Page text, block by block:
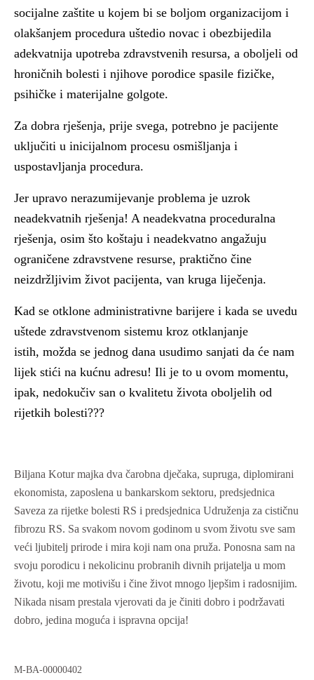
socijalne zaštite u kojem bi se boljom organizacijom i
olakšanjem procedura uštedio novac i obezbijedila
adekvatnija upotreba zdravstvenih resursa, a oboljeli od
hroničnih bolesti i njihove porodice spasile fizičke,
psihičke i materijalne golgote.
Za dobra rješenja, prije svega, potrebno je pacijente
uključiti u inicijalnom procesu osmišljanja i
uspostavljanja procedura.
Jer upravo nerazumijevanje problema je uzrok
neadekvatnih rješenja! A neadekvatna proceduralna
rješenja, osim što koštaju i neadekvatno angažuju
ograničene zdravstvene resurse, praktično čine
neizdržljivim život pacijenta, van kruga liječenja.
Kad se otklone administrativne barijere i kada se uvedu
uštede zdravstvenom sistemu kroz otklanjanje
istih, možda se jednog dana usudimo sanjati da će nam
lijek stići na kućnu adresu! Ili je to u ovom momentu,
ipak, nedokučiv san o kvalitetu života oboljelih od
rijetkih bolesti???
Biljana Kotur majka dva čarobna dječaka, supruga, diplomirani
ekonomista, zaposlena u bankarskom sektoru, predsjednica
Saveza za rijetke bolesti RS i predsjednica Udruženja za cističnu
fibrozu RS. Sa svakom novom godinom u svom životu sve sam
veći ljubitelj prirode i mira koji nam ona pruža. Ponosna sam na
svoju porodicu i nekolicinu probranih divnih prijatelja u mom
životu, koji me motivišu i čine život mnogo ljepšim i radosnijim.
Nikada nisam prestala vjerovati da je činiti dobro i podržavati
dobro, jedina moguća i ispravna opcija!
M-BA-00000402